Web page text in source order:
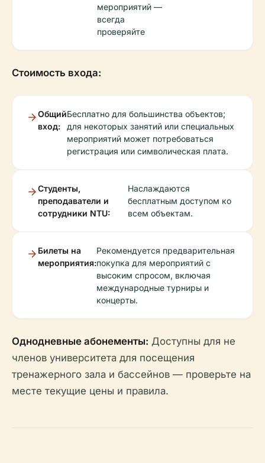
мероприятий —
всегда
проверяйте
Стоимость входа:
Общий
вход:
Бесплатно для большинства объектов;
для некоторых занятий или специальных
мероприятий может потребоваться
регистрация или символическая плата.
Студенты,
преподаватели и
сотрудники NTU:
Наслаждаются
бесплатным доступом ко
всем объектам.
Билеты на
мероприятия:
Рекомендуется предварительная
покупка для мероприятий с
высоким спросом, включая
международные турниры и
концерты.
Однодневные абонементы: Доступны для не
членов университета для посещения
тренажерного зала и бассейнов — проверьте на
месте текущие цены и правила.